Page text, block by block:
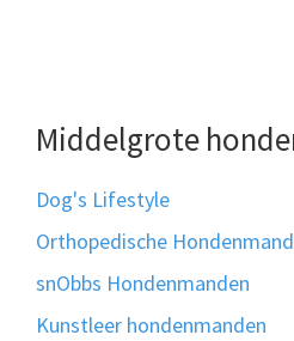
Middelgrote
Dog's Lifestyle
Orthopedische Hondenmand
snObbs Hondenmanden
Kunstleer hondenmanden